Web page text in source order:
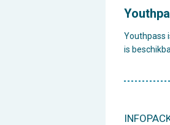
Youthpass
is